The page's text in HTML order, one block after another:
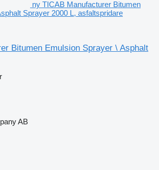
ny TICAB Manufacturer Bitumen
Sprayer 2000 L, asfaltspridare
Bitumen Emulsion Sprayer \ Asphalt
AB